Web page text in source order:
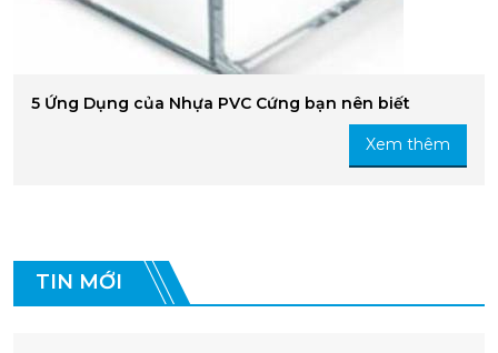
5 Ứng Dụng của Nhựa PVC Cứng bạn nên biết
Xem thêm
TIN MỚI